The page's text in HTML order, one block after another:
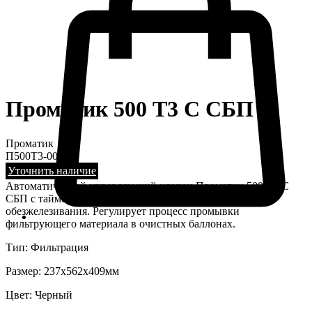
Проматик 500 Т3 C СБП
Проматик
П500T3-003
Уточнить наличие
Автоматический управляющий клапан Проматик 500 Т3 C
СБП с таймером. Для засыпных систем фильтрации и
обезжелезивания. Регулирует процесс промывки
фильтрующего материала в очистных баллонах.
Тип: Фильтрация
Размер: 237х562х409мм
Цвет: Черный